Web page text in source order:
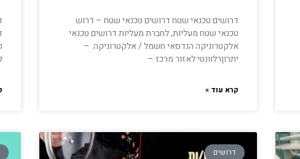
דרושים טכנאי שטח דרושים טכנאי שטח – דרוש
טכנאי שטח מעליות, לחברת מעליות דרושים טכנאי
אלקטרוניקה הנדסאי חשמל / אלקטרוניקה. –
יתרוןרלוונטי לאזור מרכז –
קרא עוד »
דרושים